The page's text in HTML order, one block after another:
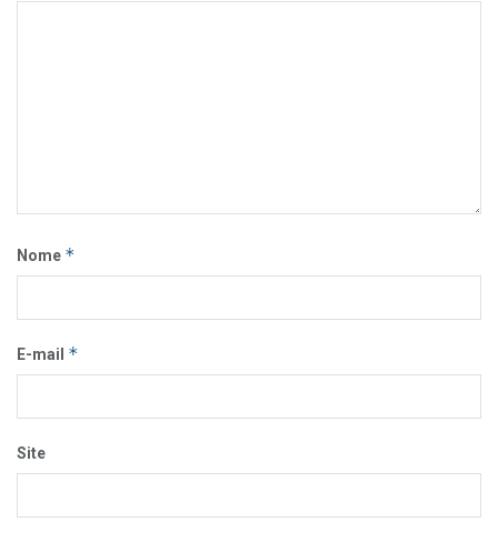
Nome *
E-mail *
Site